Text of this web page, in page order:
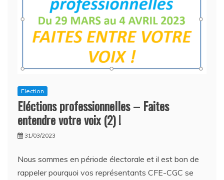
simple
Election
Eléctions professionnelles – Faites
entendre votre voix (2) !
31/03/2023
Nous sommes en période électorale et il est bon de
rappeler pourquoi vos représentants CFE-CGC se